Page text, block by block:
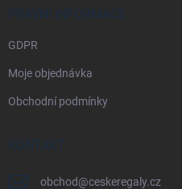
PRÁVNÍ INFORMACE
GDPR
Moje objednávka
Obchodní podmínky
KONTAKT
obchod@ceskeregaly.cz